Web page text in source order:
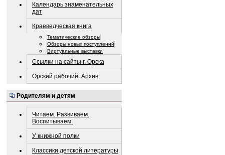
Календарь знаменательных
дат
Краеведческая книга
Тематические обзоры
Обзоры новых поступлений
Виртуальные выставки
Ссылки на сайты г. Орска
Орский рабочий. Архив
Родителям и детям
Читаем. Развиваем.
Воспитываем.
У книжной полки
Классики детской литературы